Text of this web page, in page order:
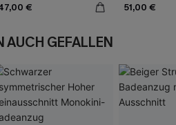
€ 51,00 €
AUCH GEFALLEN